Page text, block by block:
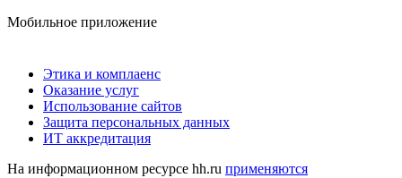
Мобильное приложение
Этика и комплаенс
Оказание услуг
Использование сайтов
Защита персональных данных
ИТ аккредитация
На информационном ресурсе hh.ru применяются